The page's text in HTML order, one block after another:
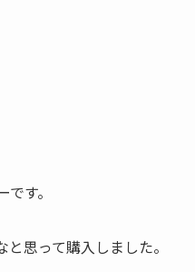
す。
思って購入しました。